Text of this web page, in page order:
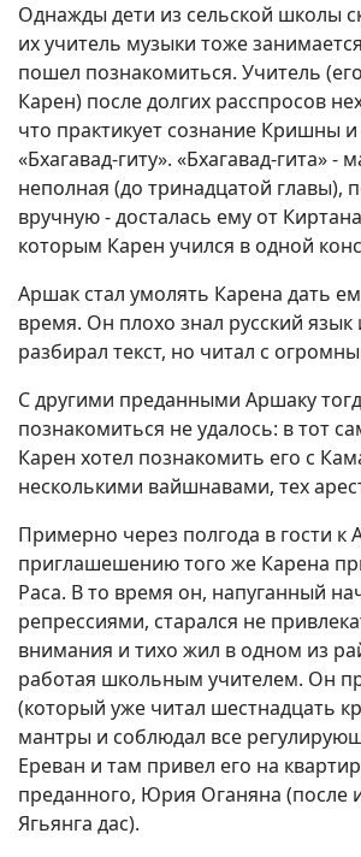
Однажды дети из сельской школы
их учитель музыки тоже
пошел познакомиться. Учитель
Карен) после долгих расспросов
что практикует сознание Кришны и
«Бхагавад-гиту». «Бхагавад-гита» -
неполная (до тринадцатой главы),
вручную - досталась ему от
которым Карен учился в одной
Аршак стал умолять Карена дать
время. Он плохо знал русский язык
разбирал текст, но читал с
С другими преданными Аршаку
познакомиться не удалось: в тот
Карен хотел познакомить его с
несколькими вайшнавами, тех
Примерно через полгода в гости к
приглашешению того же Карена
Раса. В то время он, напуганный
репрессиями, старался не
внимания и тихо жил в одном из
работая школьным учителем. Он
(который уже читал шестнадцать
мантры и соблюдал все
Ереван и там привел его на
преданного, Юрия Оганяна
Ягьянга дас).